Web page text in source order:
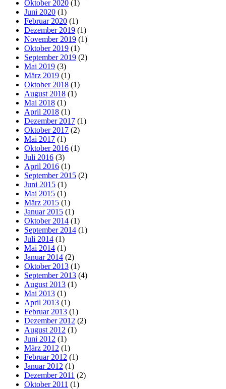
Oktober 2020 (1)
Juni 2020 (1)
Februar 2020 (1)
Dezember 2019 (1)
November 2019 (1)
Oktober 2019 (1)
September 2019 (2)
Mai 2019 (3)
März 2019 (1)
Oktober 2018 (1)
August 2018 (1)
Mai 2018 (1)
April 2018 (1)
Dezember 2017 (1)
Oktober 2017 (2)
Mai 2017 (1)
Oktober 2016 (1)
Juli 2016 (3)
April 2016 (1)
September 2015 (2)
Juni 2015 (1)
Mai 2015 (1)
März 2015 (1)
Januar 2015 (1)
Oktober 2014 (1)
September 2014 (1)
Juli 2014 (1)
Mai 2014 (1)
Januar 2014 (2)
Oktober 2013 (1)
September 2013 (4)
August 2013 (1)
Mai 2013 (1)
April 2013 (1)
Februar 2013 (1)
Dezember 2012 (2)
August 2012 (1)
Juni 2012 (1)
März 2012 (1)
Februar 2012 (1)
Januar 2012 (1)
Dezember 2011 (2)
Oktober 2011 (1)